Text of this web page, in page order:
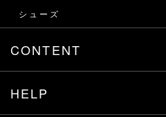
シューズ
CONTENT
HELP